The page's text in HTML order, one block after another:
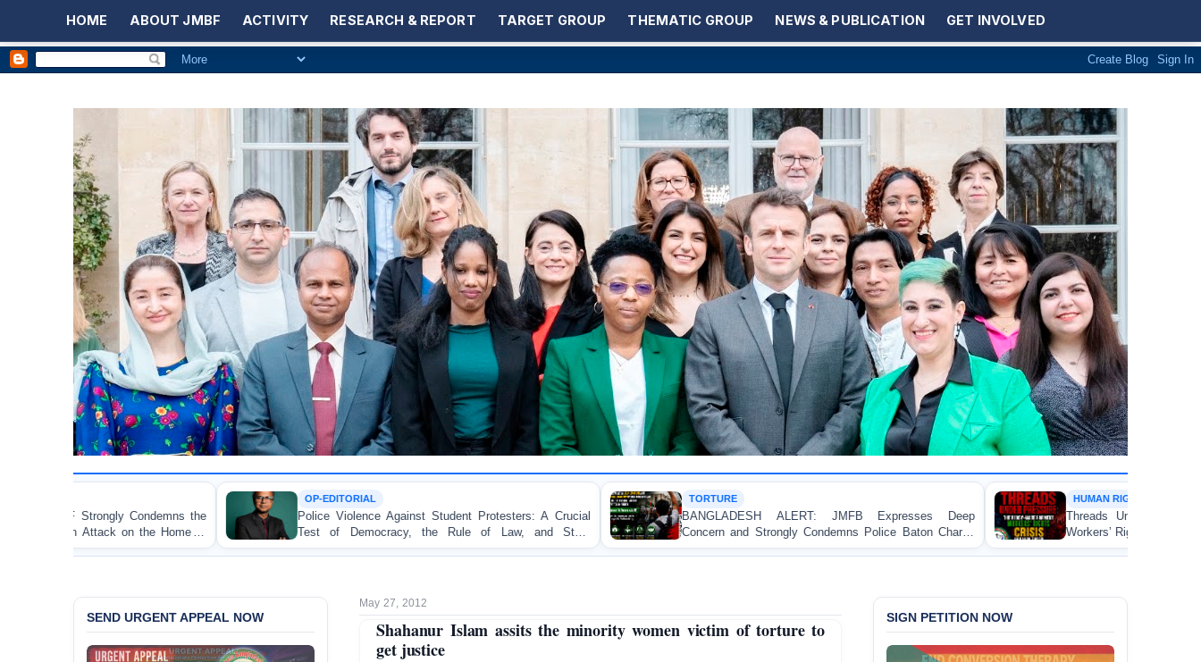
HOME ABOUT JMBF ACTIVITY RESEARCH & REPORT TARGET GROUP THEMATIC GROUP NEWS & PUBLICATION GET INVOLVED
Police Violence Against Student Protesters: A Crucial
Test of Democracy, the Rule of Law, and State
Accountability
BANGLADESH ALERT: JMFB Expresses Deep
Concern and Strongly Condemns Police Baton Charge
on Peaceful College Student Protesters in Dhaka
HUMAN RIGHTS REPORT
Threads Under Pressure: The Ready-Made Garment
Workers’ Rights Crisis in Bangladesh 2026
May 27, 2012
Shahanur Islam assits the minority women victim of torture to
get justice
SEND URGENT APPEAL NOW SIGN PETITION NOW